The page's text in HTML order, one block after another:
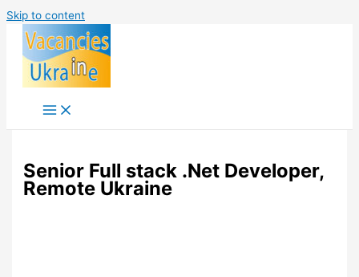
Skip to content
Senior Full stack .Net Developer,
Remote Ukraine